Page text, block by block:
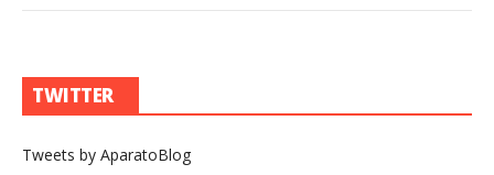
TWITTER
Tweets by AparatoBlog